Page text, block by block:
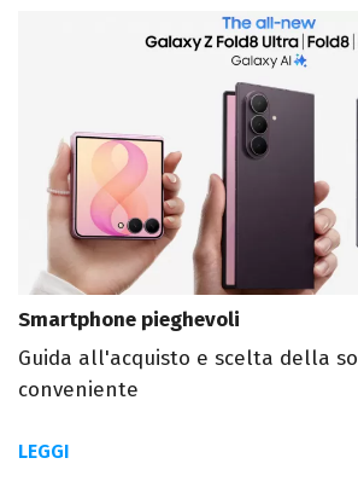
Smartphone pieghevoli
Guida all'acquisto e scelta della
conveniente
LEGGI